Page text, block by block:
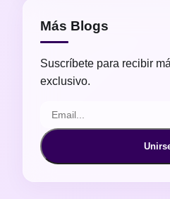
Más Blogs
Suscríbete para recibir
exclusivo.